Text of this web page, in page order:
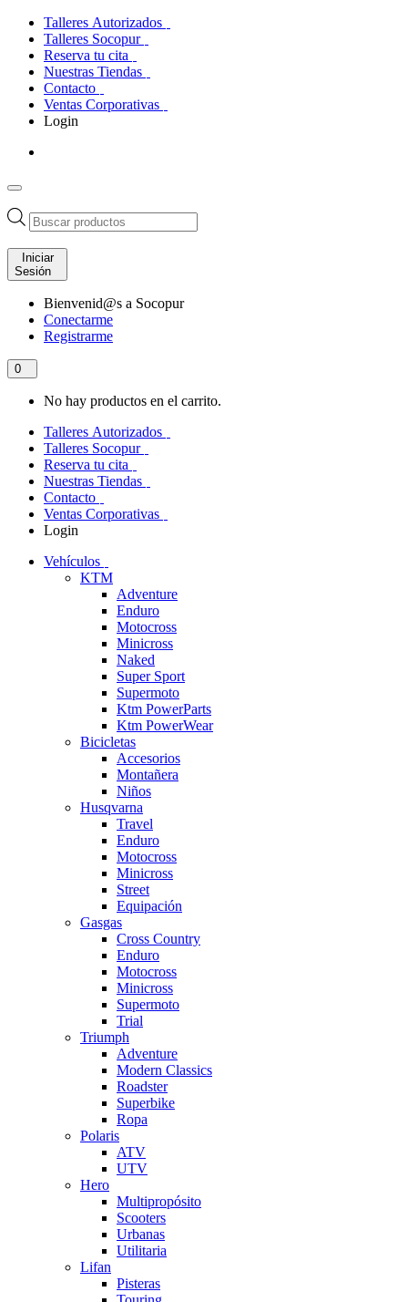
Talleres Autorizados
Talleres Socopur
Reserva tu cita
Nuestras Tiendas
Contacto
Ventas Corporativas
Login
Búsqueda
de
productos
Iniciar
Sesión
Bienvenid@s a Socopur
Conectarme
Registrarme
0
No hay productos en el carrito.
Talleres Autorizados
Talleres Socopur
Reserva tu cita
Nuestras Tiendas
Contacto
Ventas Corporativas
Login
Vehículos
KTM
Adventure
Enduro
Motocross
Minicross
Naked
Super Sport
Supermoto
Ktm PowerParts
Ktm PowerWear
Bicicletas
Accesorios
Montañera
Niños
Husqvarna
Travel
Enduro
Motocross
Minicross
Street
Equipación
Gasgas
Cross Country
Enduro
Motocross
Minicross
Supermoto
Trial
Triumph
Adventure
Modern Classics
Roadster
Superbike
Ropa
Polaris
ATV
UTV
Hero
Multipropósito
Scooters
Urbanas
Utilitaria
Lifan
Pisteras